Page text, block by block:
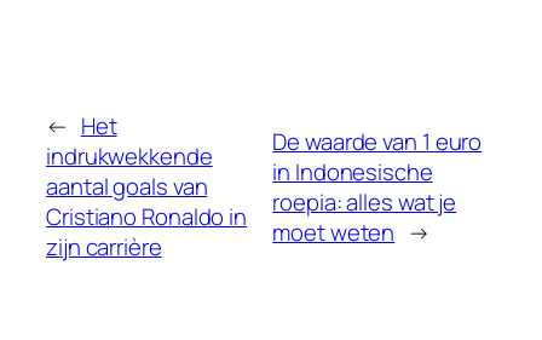
← Het
indrukwekkende
aantal goals van
Cristiano Ronaldo in
zijn carrière
De waarde van 1 euro
in Indonesische
roepia: alles wat je
moet weten →